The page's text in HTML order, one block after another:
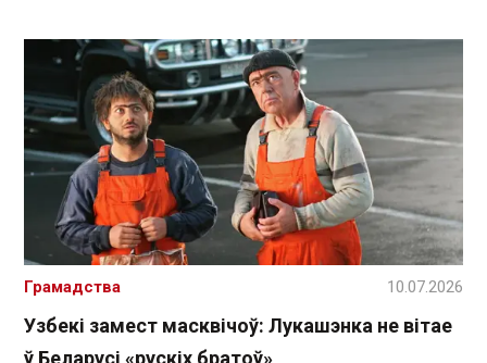
Узбекі замест масквічоў: Лукашэнка не вітае
ў Беларусі «рускіх братоў»
Грамадства 10.07.2026